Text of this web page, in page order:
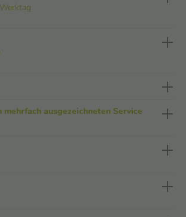
ausgezeichneten Service